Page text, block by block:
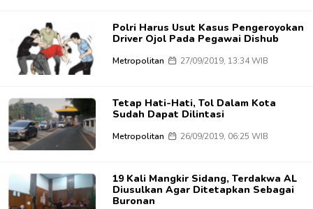
Polri Harus Usut Kasus Pengeroyokan
Driver Ojol Pada Pegawai Dishub
Metropolitan 27/09/2019, 13:34 WIB
Tetap Hati-Hati, Tol Dalam Kota
Sudah Dapat Dilintasi
Metropolitan 26/09/2019, 06:25 WIB
19 Kali Mangkir Sidang, Terdakwa AL
Diusulkan Agar Ditetapkan Sebagai
Buronan